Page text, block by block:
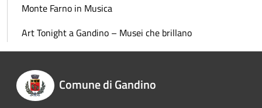
Monte Farno in Musica
Art Tonight a Gandino – Musei che brillano
Comune di Gandino